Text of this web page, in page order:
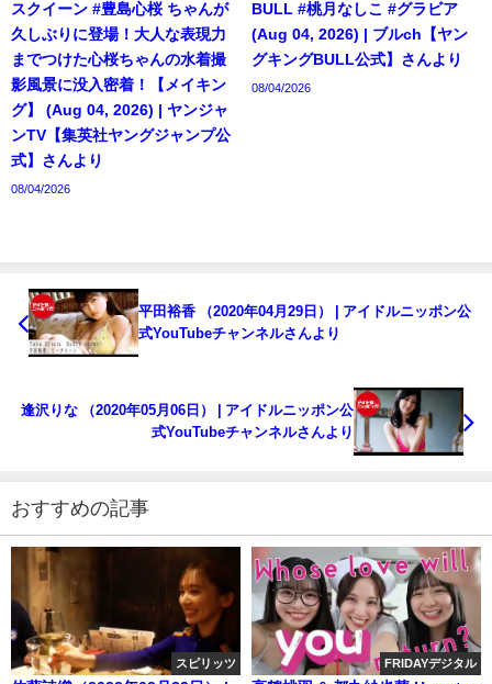
スクイーン #豊島心桜 ちゃんが
久しぶりに登場！大人な表現力
までつけた心桜ちゃんの水着撮
影風景に没入密着！【メイキン
グ】 (Aug 04, 2026) | ヤンジャ
ンTV【集英社ヤングジャンプ公
式】さんより
08/04/2026
BULL #桃月なしこ #グラビア
(Aug 04, 2026) | ブルch【ヤン
グキングBULL公式】さんより
08/04/2026
平田裕香 （2020年04月29日） | アイドルニッポン公
式YouTubeチャンネルさんより
逢沢りな （2020年05月06日） | アイドルニッポン公
式YouTubeチャンネルさんより
おすすめの記事
スピリッツ FRIDAYデジタル